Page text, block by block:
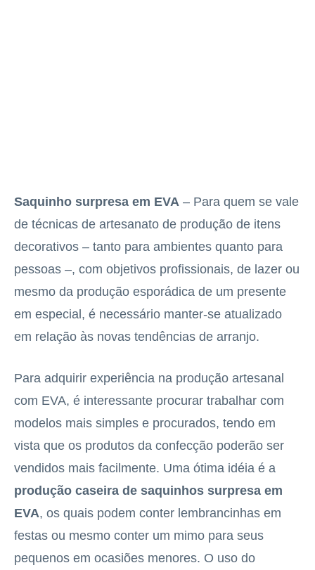
Saquinho surpresa em EVA – Para quem se vale
de técnicas de artesanato de produção de itens
decorativos – tanto para ambientes quanto para
pessoas –, com objetivos profissionais, de lazer ou
mesmo da produção esporádica de um presente
em especial, é necessário manter-se atualizado
em relação às novas tendências de arranjo.
Para adquirir experiência na produção artesanal
com EVA, é interessante procurar trabalhar com
modelos mais simples e procurados, tendo em
vista que os produtos da confecção poderão ser
vendidos mais facilmente. Uma ótima idéia é a
produção caseira de saquinhos surpresa em
EVA, os quais podem conter lembrancinhas em
festas ou mesmo conter um mimo para seus
pequenos em ocasiões menores. O uso do